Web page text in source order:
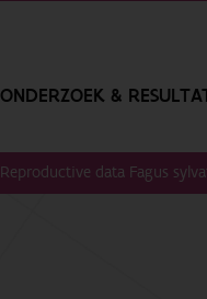
ONDERZOEK &
Reproductive data Fagus